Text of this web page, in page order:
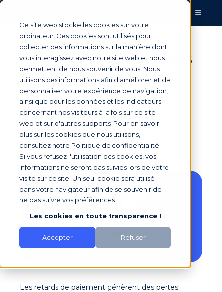
Ce site web stocke les cookies sur votre
ordinateur. Ces cookies sont utilisés pour
collecter des informations sur la manière dont
vous interagissez avec notre site web et nous
permettent de nous souvenir de vous. Nous
utilisons ces informations afin d'améliorer et de
personnaliser votre expérience de navigation,
ainsi que pour les données et les indicateurs
concernant nos visiteurs à la fois sur ce site
web et sur d'autres supports. Pour en savoir
plus sur les cookies que nous utilisons,
consultez notre Politique de confidentialité.
Si vous refusez l'utilisation des cookies, vos
informations ne seront pas suivies lors de votre
visite sur ce site. Un seul cookie sera utilisé
dans votre navigateur afin de se souvenir de
ne pas suivre vos préférences.
Les cookies en toute transparence !
Accepter Refuser
Comment réduire les
délais de paiement
clients en entreprise
?
ParMarie Saunierle 19 mai 2026, 15:47:13
Les retards de paiement génèrent des pertes